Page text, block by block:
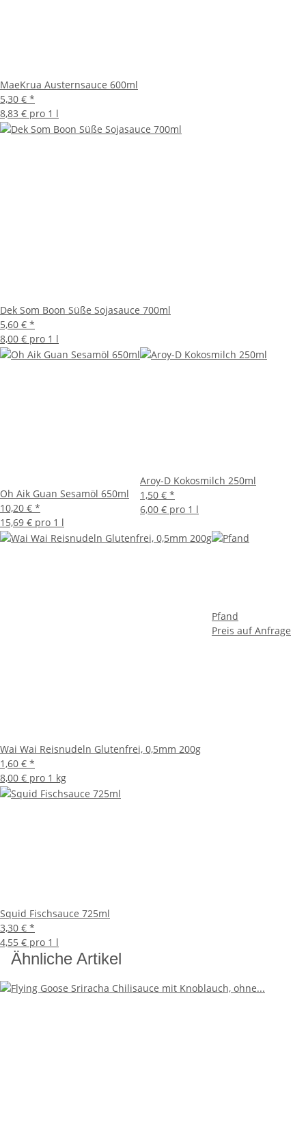
MaeKrua Austernsauce 600ml
5,30 € *
8,83 € pro 1 l
Dek Som Boon Süße Sojasauce 700ml
5,60 € *
8,00 € pro 1 l
Oh Aik Guan Sesamöl 650ml
10,20 € *
15,69 € pro 1 l
Aroy-D Kokosmilch 250ml
1,50 € *
6,00 € pro 1 l
Wai Wai Reisnudeln Glutenfrei, 0,5mm 200g
1,60 € *
8,00 € pro 1 kg
Pfand
Preis auf Anfrage
Squid Fischsauce 725ml
3,30 € *
4,55 € pro 1 l
Ähnliche Artikel